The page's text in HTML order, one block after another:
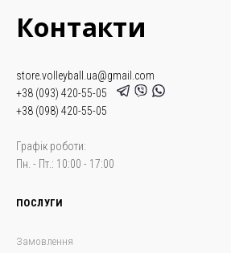
Контакти
store.volleyball.ua@gmail.com
+38 (093) 420-55-05
+38 (098) 420-55-05
Графік роботи:
Пн. - Пт.: 10:00 - 17:00
ПОСЛУГИ
Замовлення